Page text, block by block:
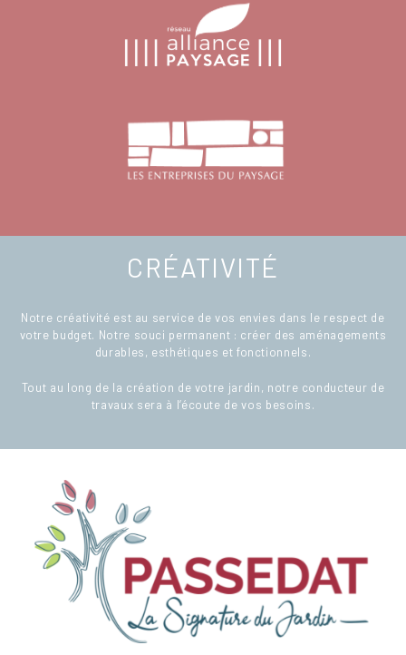
CRÉATIVITÉ
Notre créativité est au service de vos envies dans le respect de
votre budget. Notre souci permanent : créer des aménagements
durables, esthétiques et fonctionnels.
Tout au long de la création de votre jardin, notre conducteur de
travaux sera à l’écoute de vos besoins.